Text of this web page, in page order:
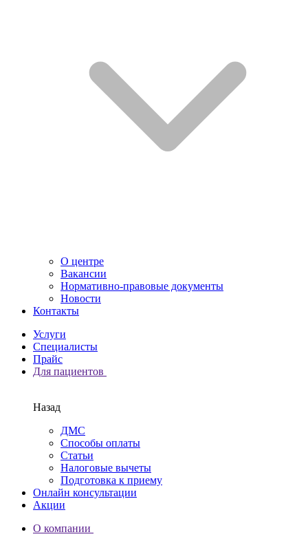
О центре
Вакансии
Нормативно-правовые документы
Новости
Контакты
Услуги
Специалисты
Прайс
Для пациентов
Назад
ДМС
Способы оплаты
Статьи
Налоговые вычеты
Подготовка к приему
Онлайн консультации
Акции
О компании